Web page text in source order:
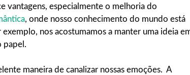
vantagens, especialmente o melhoria do
, onde nosso conhecimento do mundo está
nos acostumamos a manter uma ideia
papel.
maneira de canalizar nossas emoções. A